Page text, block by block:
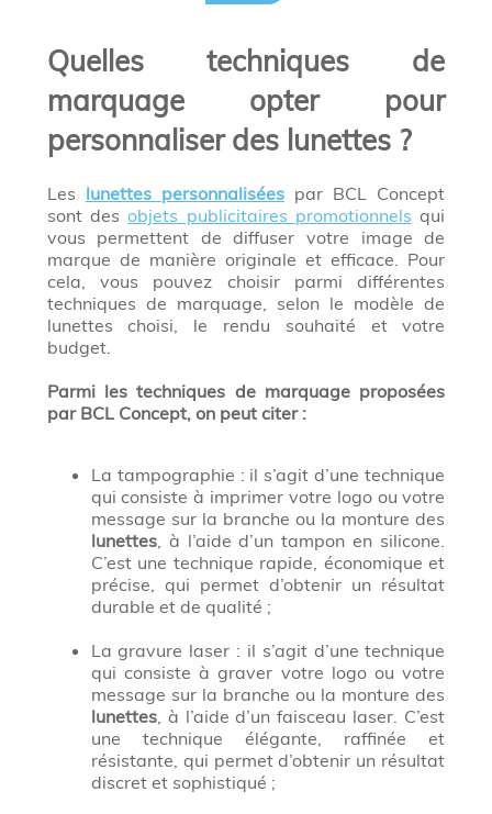
Quelles techniques de
marquage opter pour
personnaliser des lunettes ?
Les lunettes personnaliséespar BCL Concept
sont desobjets publicitaires promotionnels qui
vous permettent de diffuser votre image de
marque de manière originale et efficace. Pour
cela, vous pouvez choisir parmi différentes
techniques de marquage, selon le modèle de
lunettes choisi, le rendu souhaité et votre
budget.
Parmi les techniques de marquage proposées
par BCL Concept, on peut citer :
La tampographie : il s’agit d’une technique
qui consiste à imprimer votre logo ou votre
message sur la branche ou la monture des
lunettes, à l’aide d’un tampon en silicone.
C’est une technique rapide, économique et
précise, qui permet d’obtenir un résultat
durable et de qualité ;
La gravure laser : il s’agit d’une technique
qui consiste à graver votre logo ou votre
message sur la branche ou la monture des
lunettes, à l’aide d’un faisceau laser. C’est
une technique élégante, raffinée et
résistante, qui permet d’obtenir un résultat
discret et sophistiqué ;